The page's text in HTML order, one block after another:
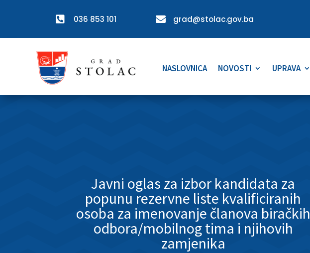
 036 853 101  grad@stolac.gov.ba
NASLOVNICA NOVOSTI UPRAVA
Javni oglas za izbor kandidata za
popunu rezervne liste kvalificiranih
osoba za imenovanje članova biračkih
odbora/mobilnog tima i njihovih
zamjenika